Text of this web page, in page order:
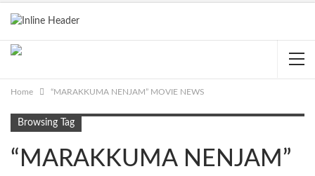
Home “MARAKKUMA NENJAM” MOVIE NEWS
Browsing Tag
“MARAKKUMA NENJAM”